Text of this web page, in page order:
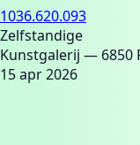
1036.620.093
Zelfstandige
Kunstgalerij — 6850
15 apr 2026